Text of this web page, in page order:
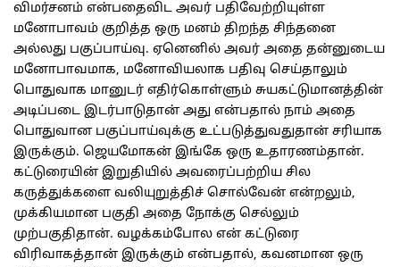
விமர்சனம் என்பதைவிட அவர் பதிவேற்றியுள்ள
மனோபாவம் குறித்த ஒரு மனம் திறந்த சிந்தனை
அல்லது பகுப்பாய்வு. ஏனெனில் அவர் அதை தன்னுடைய
மனோபாவமாக, மனோவியலாக பதிவு செய்தாலும்
பொதுவாக மானுடர் எதிர்கொள்ளும் சுயகட்டுமானத்தின்
அடிப்படை இடர்பாடுதான் அது என்பதால் நாம் அதை
பொதுவான பகுப்பாய்வுக்கு உட்படுத்துவதுதான் சரியாக
இருக்கும். ஜெயமோகன் இங்கே ஒரு உதாரணம்தான்.
கட்டுரையின் இறுதியில் அவரைப்பற்றிய சில
கருத்துக்களை வலியுறுத்திச் சொல்வேன் என்றலும்,
முக்கியமான பகுதி அதை நோக்கு செல்லும்
முற்பகுதிதான். வழக்கம்போல என் கட்டுரை
விரிவாகத்தான் இருக்கும் என்பதால், கவனமான ஒரு